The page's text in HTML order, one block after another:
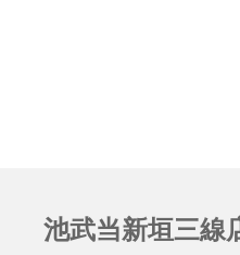
池武当新垣三線